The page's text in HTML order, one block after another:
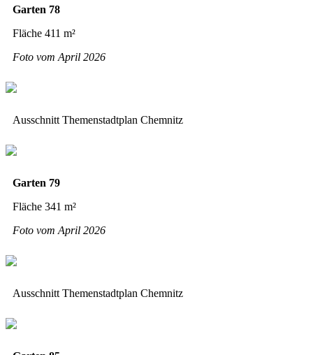
Garten 78
Fläche 411 m²
Foto vom April 2026
Ausschnitt Themenstadtplan Chemnitz
Garten 79
Fläche 341 m²
Foto vom April 2026
Ausschnitt Themenstadtplan Chemnitz